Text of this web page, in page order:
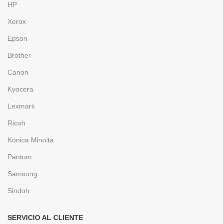
HP
Xerox
Epson
Brother
Canon
Kyocera
Lexmark
Ricoh
Konica Minolta
Pantum
Samsung
Sindoh
SERVICIO AL CLIENTE